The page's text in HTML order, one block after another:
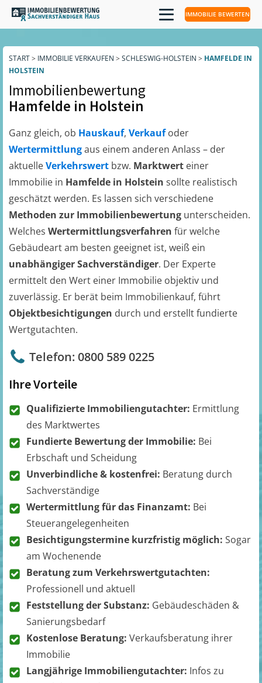
IMMOBILIE BEWERTEN
START> IMMOBILIE VERKAUFEN > SCHLESWIG-HOLSTEIN > HAMFELDE IN
HOLSTEIN
Immobilienbewertung
Hamfelde in Holstein
Ganz gleich, ob Hauskauf, Verkaufoder
Wertermittlungaus einem anderen Anlass – der
aktuelleVerkehrswert bzw. Marktwert einer
Immobilie in Hamfelde in Holstein sollte realistisch
geschätzt werden. Es lassen sich verschiedene
Methoden zur Immobilienbewertung unterscheiden.
Welches Wertermittlungsverfahren für welche
Gebäudeart am besten geeignet ist, weiß ein
unabhängiger Sachverständiger. Der Experte
ermittelt den Wert einer Immobilie objektiv und
zuverlässig. Er berät beim Immobilienkauf, führt
Objektbesichtigungen durch und erstellt fundierte
Wertgutachten.
Telefon: 0800 589 0225
Ihre Vorteile
Qualifizierte Immobiliengutachter: Ermittlung
des Marktwertes
Fundierte Bewertung der Immobilie: Bei
Erbschaft und Scheidung
Unverbindliche & kostenfrei: Beratung durch
Sachverständige
Wertermittlung für das Finanzamt: Bei
Steuerangelegenheiten
Besichtigungstermine kurzfristig möglich: Sogar
am Wochenende
Beratung zum Verkehrswertgutachten:
Professionell und aktuell
Feststellung der Substanz: Gebäudeschäden &
Sanierungsbedarf
Kostenlose Beratung: Verkaufsberatung ihrer
Immobilie
Langjährige Immobiliengutachter: Infos zu